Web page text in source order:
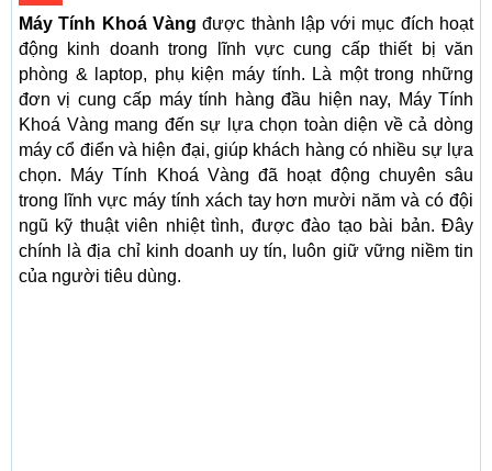
Máy Tính Khoá Vàng được thành lập với mục đích hoạt
động kinh doanh trong lĩnh vực cung cấp thiết bị văn
phòng & laptop, phụ kiện máy tính. Là một trong những
đơn vị cung cấp máy tính hàng đầu hiện nay, Máy Tính
Khoá Vàng mang đến sự lựa chọn toàn diện về cả dòng
máy cổ điển và hiện đại, giúp khách hàng có nhiều sự lựa
chọn. Máy Tính Khoá Vàng đã hoạt động chuyên sâu
trong lĩnh vực máy tính xách tay hơn mười năm và có đội
ngũ kỹ thuật viên nhiệt tình, được đào tạo bài bản. Đây
chính là địa chỉ kinh doanh uy tín, luôn giữ vững niềm tin
của người tiêu dùng.